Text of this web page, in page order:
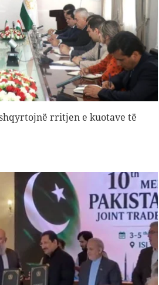
rritjen e kuotave të